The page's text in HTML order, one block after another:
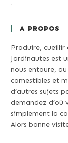
A PROPOS
Produire, cueillir
Jardinautes est
nous entoure,
comestibles et
d’autres sujets
demandez d’où
simplement la
Alors bonne